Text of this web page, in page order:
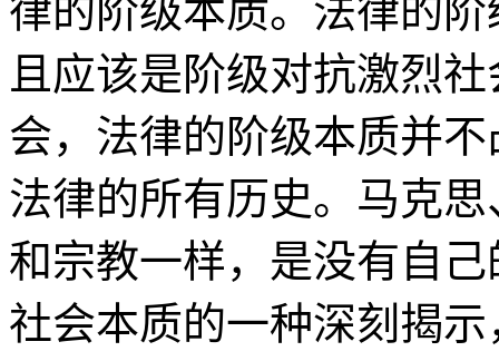
律的阶级本质。法律的
且应该是阶级对抗激烈
会，法律的阶级本质并
法律的所有历史。马克
和宗教一样，是没有自
社会本质的一种深刻揭